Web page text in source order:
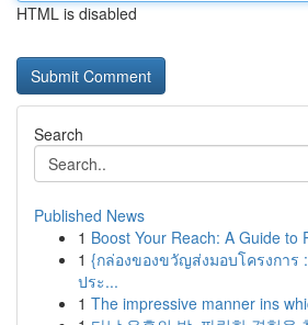
HTML is disabled
Search
Published News
1 Boost Your Reach: A Guide to
1 {กล่องของขวัญส่งมอบโครงการ
ประ...
1 The impressive manner ins